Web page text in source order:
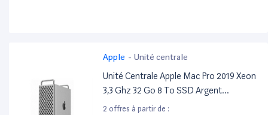
Apple - Unité centrale
Unité Centrale Apple Mac Pro 2019 Xeon
3,3 Ghz 32 Go 8 To SSD Argent
Reconditionné
2 offres à partir de :